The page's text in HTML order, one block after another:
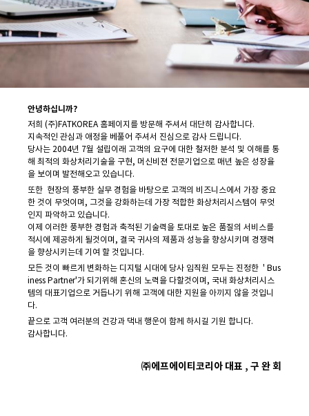
안녕하십니까?
저희 (주)FATKOREA 홈페이지를 방문해 주셔서 대단히 감사합니다.
지속적인 관심과 애정을 베풀어 주셔서 진심으로 감사 드립니다.
당사는 2004년 7월 설립이래 고객의 요구에 대한 철저한 분석 및 이해를 통
해 최적의 화상처리기술을 구현, 머신비젼 전문기업으로 매년 높은 성장율
을 보이며 발전해오고 있습니다.
또한 현장의 풍부한 실무 경험을 바탕으로 고객의 비즈니스에서 가장 중요
한 것이 무엇이며, 그것을 강화하는데 가장 적합한 화상처리시스템이 무엇
인지 파악하고 있습니다.
이제 이러한 풍부한 경험과 축적된 기술력을 토대로 높은 품질의 서비스를
적시에 제공하게 될것이며, 결국 귀사의 제품과 성능을 향상시키며 경쟁력
을 향상시키는데 기여 할 것입니다.
모든 것이 빠르게 변화하는 디지털 시대에 당사 임직원 모두는 진정한 ' Bus
iness Partner'가 되기위해 혼신의 노력을 다할것이며, 국내 화상처리시스
템의 대표기업으로 거듭나기 위해 고객에 대한 지원을 아끼지 않을 것입니
다.
끝으로 고객 여러분의 건강과 댁내 행운이 함께 하시길 기원 합니다.
감사합니다.
㈜에프에이티코리아 대표 , 구 완 회